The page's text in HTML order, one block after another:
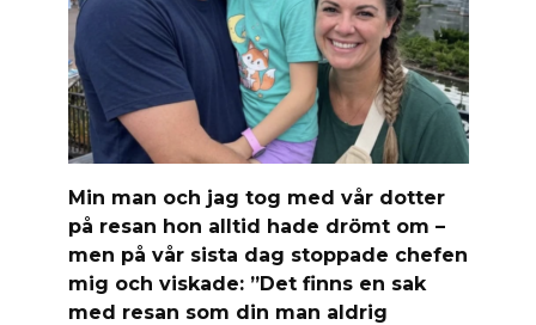
Min man och jag tog med vår dotter
på resan hon alltid hade drömt om –
men på vår sista dag stoppade chefen
mig och viskade: ”Det finns en sak
med resan som din man aldrig